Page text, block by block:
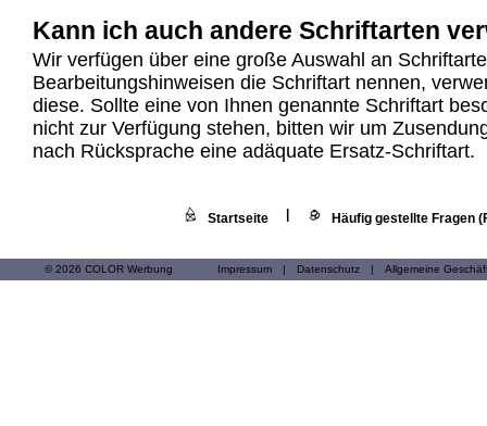
Kann ich auch andere Schriftarten
Wir verfügen über eine große Auswahl an
Bearbeitungshinweisen die Schriftart nennen,
diese. Sollte eine von Ihnen genannte Schriftart
nicht zur Verfügung stehen, bitten wir um
nach Rücksprache eine adäquate Ersatz-Schriftart.
Startseite Häufig gestellte Fragen
© 2026 COLOR Werbung Impressum | Datenschutz | Allgemeine